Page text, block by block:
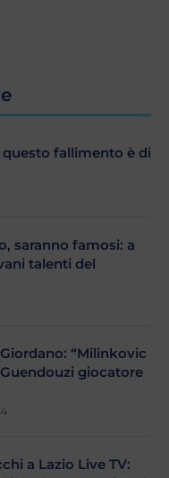
questo fallimento è di
saranno famosi: a
talenti del
“Milinkovic
giocatore
a Lazio Live TV: